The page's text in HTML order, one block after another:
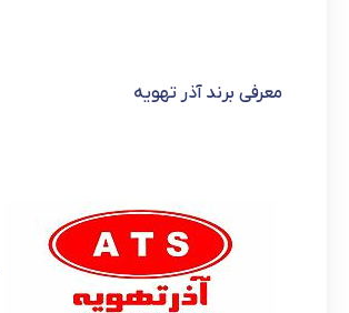
معرفی برند آذر تهویه